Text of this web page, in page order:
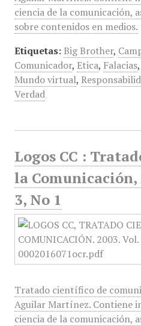
ciencia de la comunicación,
sobre contenidos en medios.
Etiquetas: Big Brother,
Comunicador, Etica, Falacias,
Mundo virtual,
Verdad
Logos CC :
la Comunicación,
3, No 1
Tratado científico de
Aguilar Martínez. Contiene
ciencia de la comunicación,